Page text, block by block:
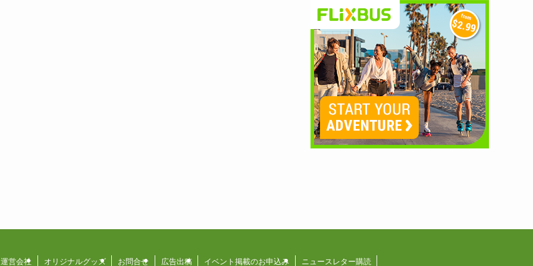
運営会社 オリジナルグッズ お問合せ 広告出稿 イベント掲載のお申込み ニュースレター購読